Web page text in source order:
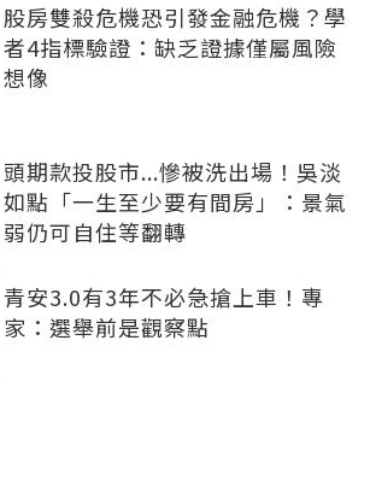
股房雙殺危機恐引發金融危機？學
者4指標驗證：缺乏證據僅屬風險
想像
頭期款投股市...慘被洗出場！吳淡
如點「一生至少要有間房」：景氣
弱仍可自住等翻轉
青安3.0有3年不必急搶上車！專
家：選舉前是觀察點